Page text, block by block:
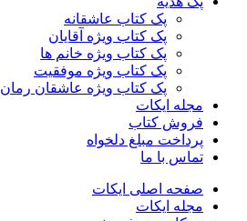
پک کتاب عاشقانه
پک کتاب ویژه آقایان
پک کتاب ویژه خانم ها
پک کتاب ویژه موفقیت
پک کتاب ویژه عاشقان رمان
مجله ایکات
فروش کتاب
پرداخت مبلغ دلخواه
تماس با ما
صفحه اصلی ایکات
مجله ایکات